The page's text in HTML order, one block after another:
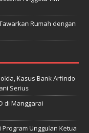
Rumah dengan
Kasus Bank Arfindo
Serius
di Manggarai
Unggulan Ketua